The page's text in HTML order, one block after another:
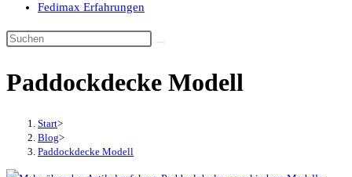
Fedimax Erfahrungen
Diese
durchsuchen
Paddockdecke Modell
Start>
Blog>
Paddockdecke Modell